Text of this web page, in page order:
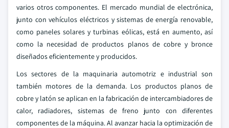
varios otros componentes. El mercado mundial de electrónica,
junto con vehículos eléctricos y sistemas de energía renovable,
como paneles solares y turbinas eólicas, está en aumento, así
como la necesidad de productos planos de cobre y bronce
diseñados eficientemente y producidos.
Los sectores de la maquinaria automotriz e industrial son
también motores de la demanda. Los productos planos de
cobre y latón se aplican en la fabricación de intercambiadores de
calor, radiadores, sistemas de freno junto con diferentes
componentes de la máquina. Al avanzar hacia la optimización de